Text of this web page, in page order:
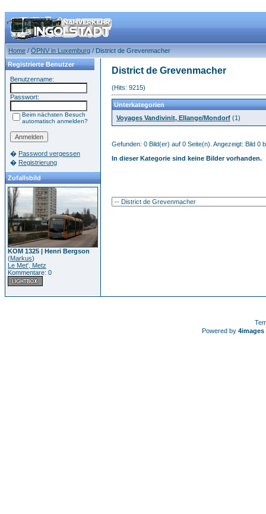
Home / ÖPNV in Luxemburg / District de Grevenmacher
Registrierte Benutzer
Benutzername:
Passwort:
Beim nächsten Besuch
automatisch anmelden?
� Password vergessen
� Registrierung
Zufallsbild
KOM 1325 | Henri Bergson
(Markus)
Le Met', Metz
Kommentare: 0
District de Grevenmacher
(Hits: 9215)
Unterkategorien
Voyages Vandivinit, Ellange/Mondorf (1)
Gefunden: 0 Bild(er) auf 0 Seite(n). Angezeigt: Bild 0
In dieser Kategorie sind keine Bilder vorhanden.
Powered by 4images